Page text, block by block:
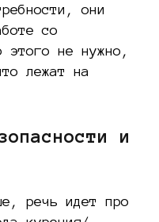
они
со
этого не нужно,
лежат на
и
речь идет про